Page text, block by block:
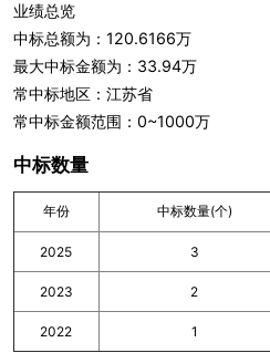
业绩总览
中标总额为：120.6166万
最大中标金额为：33.94万
常中标地区：江苏省
常中标金额范围：0~1000万
中标数量
年份 中标数量(个)
2025 3
2023 2
2022 1